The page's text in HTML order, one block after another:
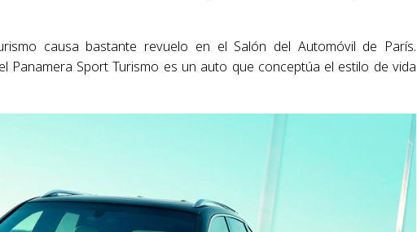
causa bastante revuelo en el Salón del Automóvil de París.
Panamera Sport Turismo es un auto que conceptúa el estilo de vida